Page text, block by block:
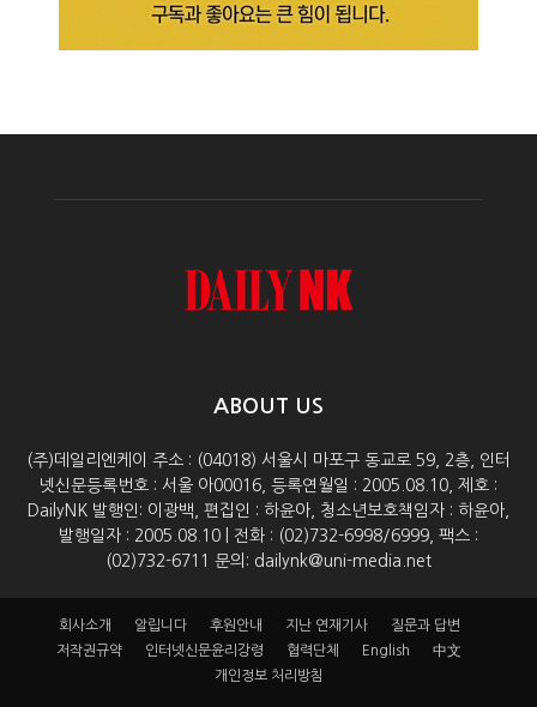
ABOUT US
(주)데일리엔케이 주소 : (04018) 서울시 마포구 동교로 59, 2층, 인터
넷신문등록번호 : 서울 아00016, 등록연월일 : 2005.08.10, 제호 :
DailyNK 발행인: 이광백, 편집인 : 하윤아, 청소년보호책임자 : 하윤아,
발행일자 : 2005.08.10 | 전화 : (02)732-6998/6999, 팩스 :
(02)732-6711 문의: dailynk@uni-media.net
회사소개 알립니다 후원안내 지난 연재기사
질문과 답변
저작권규약
인터넷신문윤리강령 협력단체 English
中文
개인정보 처리방침